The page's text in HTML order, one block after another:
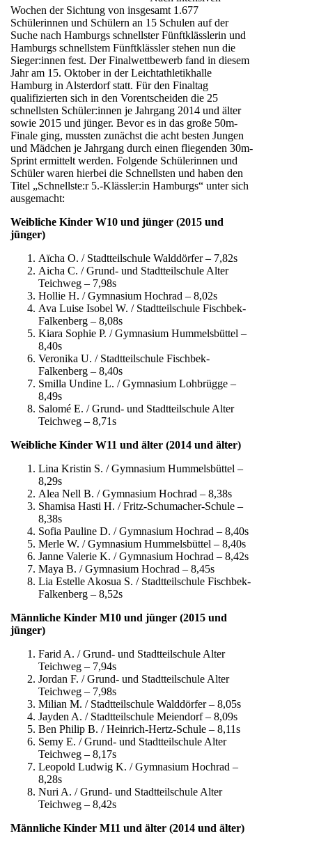
Wochen der Sichtung von insgesamt 1.677
Schülerinnen und Schülern an 15 Schulen auf der
Suche nach Hamburgs schnellster Fünftklässlerin und
Hamburgs schnellstem Fünftklässler stehen nun die
Sieger:innen fest. Der Finalwettbewerb fand in diesem
Jahr am 15. Oktober in der Leichtathletikhalle
Hamburg in Alsterdorf statt. Für den Finaltag
qualifizierten sich in den Vorentscheiden die 25
schnellsten Schüler:innen je Jahrgang 2014 und älter
sowie 2015 und jünger. Bevor es in das große 50m-
Finale ging, mussten zunächst die acht besten Jungen
und Mädchen je Jahrgang durch einen fliegenden 30m-
Sprint ermittelt werden. Folgende Schülerinnen und
Schüler waren hierbei die Schnellsten und haben den
Titel „Schnellste:r 5.-Klässler:in Hamburgs“ unter sich
ausgemacht:
Weibliche Kinder W10 und jünger (2015 und
jünger)
Aïcha O. / Stadtteilschule Walddörfer – 7,82s
Aicha C. / Grund- und Stadtteilschule Alter
Teichweg – 7,98s
Hollie H. / Gymnasium Hochrad – 8,02s
Ava Luise Isobel W. / Stadtteilschule Fischbek-
Falkenberg – 8,08s
Kiara Sophie P. / Gymnasium Hummelsbüttel –
8,40s
Veronika U. / Stadtteilschule Fischbek-
Falkenberg – 8,40s
Smilla Undine L. / Gymnasium Lohbrügge –
8,49s
Salomé E. / Grund- und Stadtteilschule Alter
Teichweg – 8,71s
Weibliche Kinder W11 und älter (2014 und älter)
Lina Kristin S. / Gymnasium Hummelsbüttel –
8,29s
Alea Nell B. / Gymnasium Hochrad – 8,38s
Shamisa Hasti H. / Fritz-Schumacher-Schule –
8,38s
Sofia Pauline D. / Gymnasium Hochrad – 8,40s
Merle W. / Gymnasium Hummelsbüttel – 8,40s
Janne Valerie K. / Gymnasium Hochrad – 8,42s
Maya B. / Gymnasium Hochrad – 8,45s
Lia Estelle Akosua S. / Stadtteilschule Fischbek-
Falkenberg – 8,52s
Männliche Kinder M10 und jünger (2015 und
jünger)
Farid A. / Grund- und Stadtteilschule Alter
Teichweg – 7,94s
Jordan F. / Grund- und Stadtteilschule Alter
Teichweg – 7,98s
Milian M. / Stadtteilschule Walddörfer – 8,05s
Jayden A. / Stadtteilschule Meiendorf – 8,09s
Ben Philip B. / Heinrich-Hertz-Schule – 8,11s
Semy E. / Grund- und Stadtteilschule Alter
Teichweg – 8,17s
Leopold Ludwig K. / Gymnasium Hochrad –
8,28s
Nuri A. / Grund- und Stadtteilschule Alter
Teichweg – 8,42s
Männliche Kinder M11 und älter (2014 und älter)